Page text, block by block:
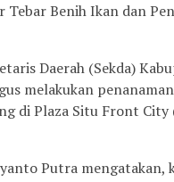
Tebar Benih Ikan dan
Daerah (Sekda)
melakukan
di Plaza Situ Front City
Putra mengatakan,